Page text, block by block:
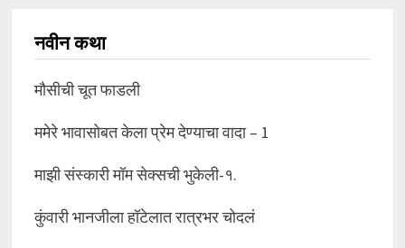
नवीन कथा
मौसीची चूत फाडली
ममेरे भावासोबत केला प्रेम देण्याचा वादा – 1
माझी संस्कारी मॉम सेक्सची भुकेली-१.
कुंवारी भानजीला हॉटेलात रात्रभर चोदलं